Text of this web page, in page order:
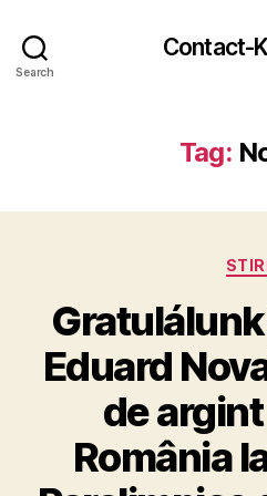
Search
Contact-
Tag:
Eduard
de
România